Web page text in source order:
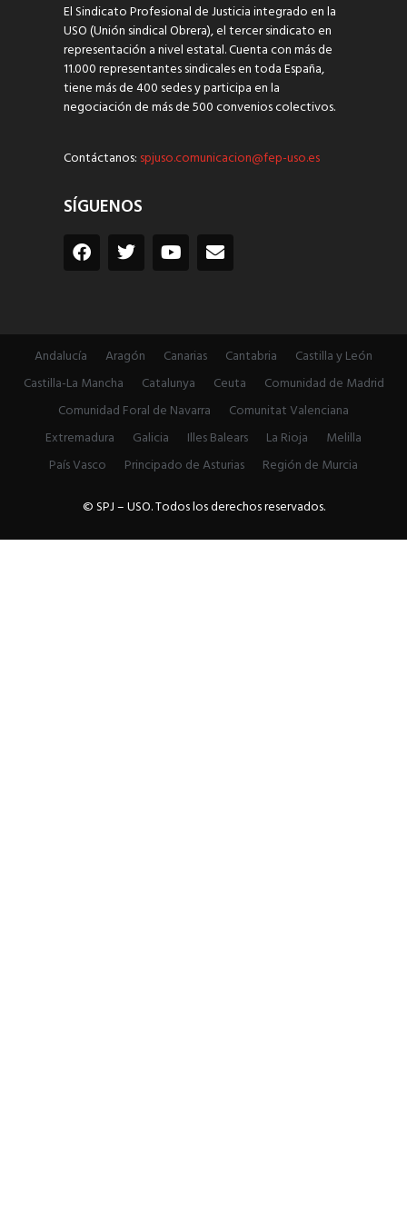
El Sindicato Profesional de Justicia integrado en la
USO (Unión sindical Obrera), el tercer sindicato en
representación a nivel estatal. Cuenta con más de
11.000 representantes sindicales en toda España,
tiene más de 400 sedes y participa en la
negociación de más de 500 convenios colectivos.
Contáctanos: spjuso.comunicacion@fep-uso.es
SÍGUENOS
Andalucía Aragón Canarias Cantabria
Castilla y León
Castilla-La Mancha
Catalunya Ceuta
Comunidad de Madrid
Comunidad Foral de Navarra
Comunitat Valenciana
Extremadura
Galicia Illes Balears La Rioja
Melilla
País Vasco
Principado de Asturias
Región de Murcia
© SPJ – USO. Todos los derechos reservados.